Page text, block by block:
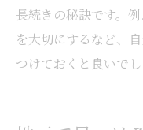
長続きの秘訣です。
を大切にするなど、
つけておくと良いでし